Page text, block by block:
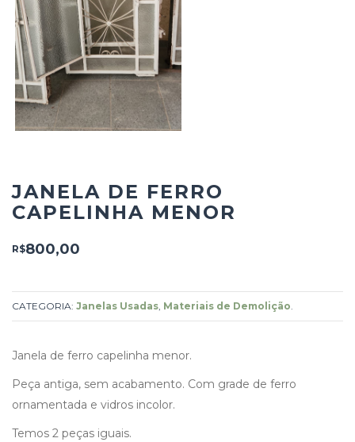
JANELA DE FERRO
CAPELINHA MENOR
R$800,00
CATEGORIA: Janelas Usadas, Materiais de Demolição.
Janela de ferro capelinha menor.
Peça antiga, sem acabamento. Com grade de ferro
ornamentada e vidros incolor.
Temos 2 peças iguais.